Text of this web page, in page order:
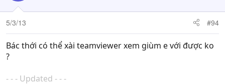
5/3/13 #94
Bác thới có thể xài teamviewer xem giùm e với được ko
?
- - - Updated - - -